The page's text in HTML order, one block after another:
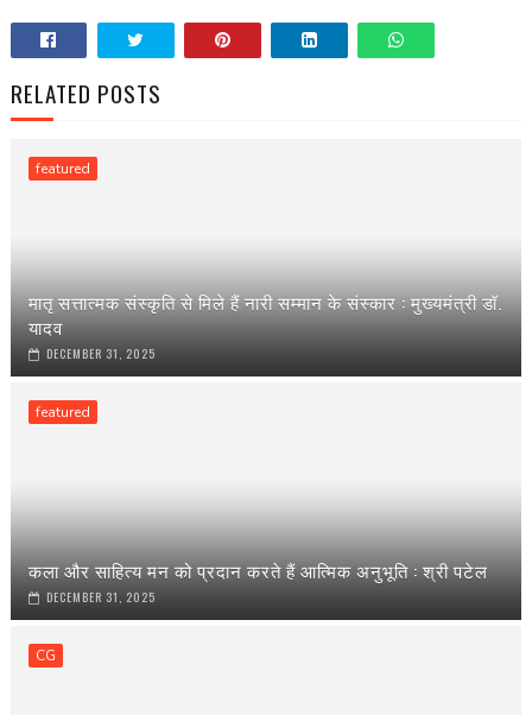
RELATED POSTS
featured
मातृ सत्तात्मक संस्कृति से मिले हैं नारी सम्मान के संस्कार : मुख्यमंत्री डॉ.
यादव
DECEMBER 31, 2025
featured
कला और साहित्य मन को प्रदान करते हैं आत्मिक अनुभूति : श्री पटेल
DECEMBER 31, 2025
CG